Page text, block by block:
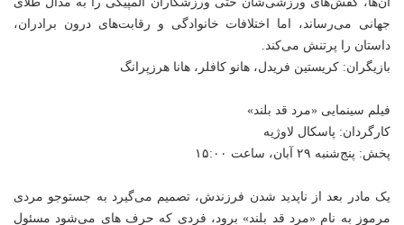
جهانی می‌رساند، اما اختلافات خانوادگی و رقابت‌های درون برادران،
داستان را پرتنش می‌کند.
بازیگران: کریستین فریدل، هانو کافلر، هانا هرزپرانگ
فیلم سینمایی «مرد قد بلند»
کارگردان: پاسکال لاوژیه
پخش: پنج‌شنبه ۲۹ آبان، ساعت ۱۵:۰۰
یک مادر بعد از ناپدید شدن فرزندش، تصمیم می‌گیرد به جستوجو مردی
مرموز به نام «مرد قد بلند» برود، فردی که حرف های می‌شود مسئول